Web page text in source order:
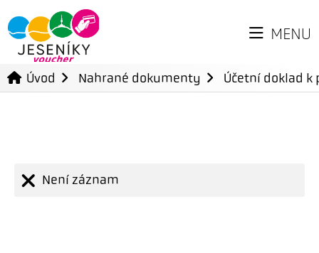
MENU
Úvod Nahrané dokumenty Účetní doklad
Není záznam